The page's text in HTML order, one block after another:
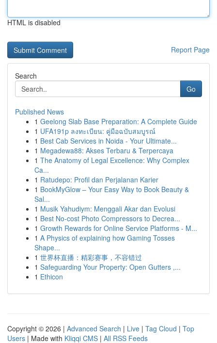
HTML is disabled
Report Page
Search
Go
Published News
1 Geelong Slab Base Preparation: A Complete Guide
1 UFA191p ลงทะเบียน: คู่มือฉบับสมบูรณ์
1 Best Cab Services in Noida - Your Ultimate...
1 Megadewa88: Akses Terbaru & Terpercaya
1 The Anatomy of Legal Excellence: Why Complex
Ca...
1 Ratudepo: Profil dan Perjalanan Karier
1 BookMyGlow – Your Easy Way to Book Beauty &
Sal...
1 Musik Yahudiym: Menggali Akar dan Evolusi
1 Best No-cost Photo Compressors to Decrea...
1 Growth Rewards for Online Service Platforms - M...
1 A Physics of explaining how Gaming Tosses
Shape...
1 世界杯直播：精彩赛事，不容错过
1 Safeguarding Your Property: Open Gutters ,...
1 Ethicon
Copyright © 2026 | Advanced Search | Live | Tag Cloud | Top
Users | Made with Kliqqi CMS | All RSS Feeds